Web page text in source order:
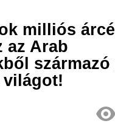
milliós
az Arab
származó
világot!